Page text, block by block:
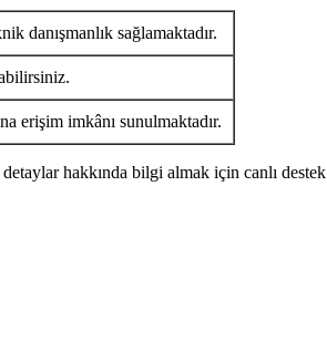
danışmanlık sağlamaktadır.
erişim imkânı sunulmaktadır.
hakkında bilgi almak için canlı